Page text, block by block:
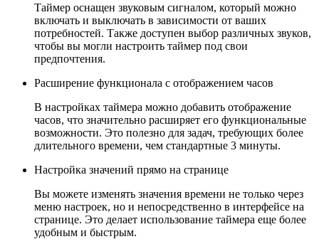
Таймер оснащен звуковым сигналом, который можно
включать и выключать в зависимости от ваших
потребностей. Также доступен выбор различных звуков,
чтобы вы могли настроить таймер под свои
предпочтения.
Расширение функционала с отображением часов
В настройках таймера можно добавить отображение
часов, что значительно расширяет его функциональные
возможности. Это полезно для задач, требующих более
длительного времени, чем стандартные 3 минуты.
Настройка значений прямо на странице
Вы можете изменять значения времени не только через
меню настроек, но и непосредственно в интерфейсе на
странице. Это делает использование таймера еще более
удобным и быстрым.